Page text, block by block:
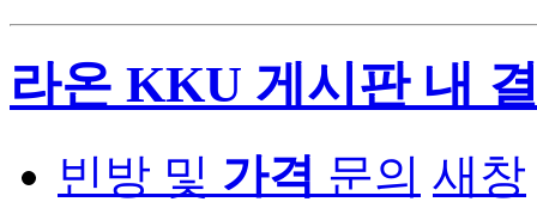
라온 KKU 게시판 내
빈방 및 가격 문의 새창